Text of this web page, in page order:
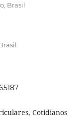
Brasil
Cotidianos